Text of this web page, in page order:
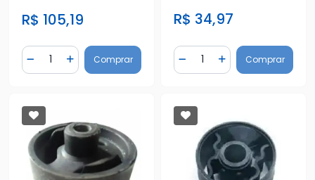
R$ 105,19
Diminuir Quantidade
Quantidade
Adicionar Quantidade
Comprar
TURBO
R$ 34,97
Diminuir Quantidade
Quantidade
AdicionarComprar